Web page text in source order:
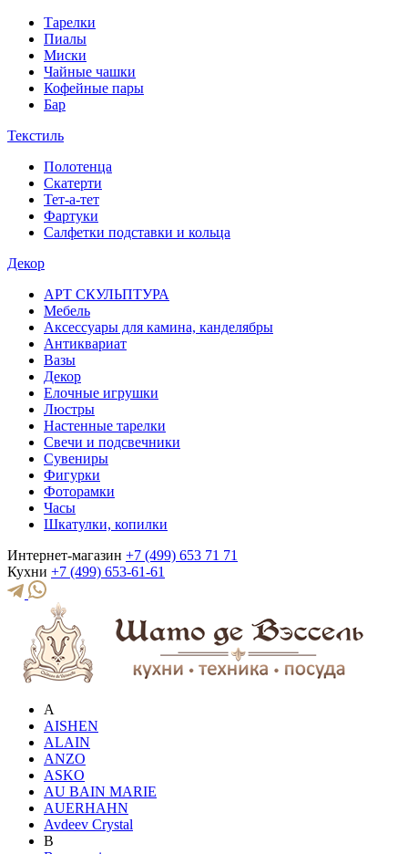
Тарелки
Пиалы
Миски
Чайные чашки
Кофейные пары
Бар
Текстиль
Полотенца
Скатерти
Тет-а-тет
Фартуки
Салфетки подставки и кольца
Декор
АРТ СКУЛЬПТУРА
Мебель
Аксессуары для камина, канделябры
Антиквариат
Вазы
Декор
Елочные игрушки
Люстры
Настенные тарелки
Свечи и подсвечники
Сувениры
Фигурки
Фоторамки
Часы
Шкатулки, копилки
Интернет-магазин +7 (499) 653 71 71
Кухни +7 (499) 653-61-61
A
AISHEN
ALAIN
ANZO
ASKO
AU BAIN MARIE
AUERHAHN
Avdeev Crystal
B